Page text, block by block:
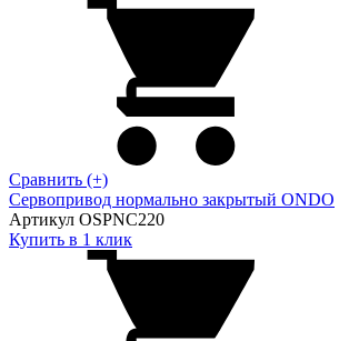
Сравнить (+)
Сервопривод нормально закрытый ONDO
Артикул OSPNC220
Купить в 1 клик